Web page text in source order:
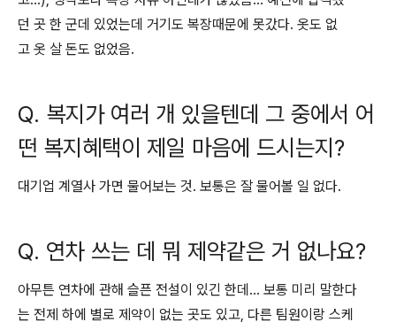
던 곳 한 군데 있었는데 거기도 복장때문에 못갔다. 옷도 없
고 옷 살 돈도 없었음.
Q. 복지가 여러 개 있을텐데 그 중에서 어
떤 복지혜택이 제일 마음에 드시는지?
대기업 계열사 가면 물어보는 것. 보통은 잘 물어볼 일 없다.
Q. 연차 쓰는 데 뭐 제약같은 거 없나요?
아무튼 연차에 관해 슬픈 전설이 있긴 한데... 보통 미리 말한다
는 전제 하에 별로 제약이 없는 곳도 있고, 다른 팀원이랑 스케